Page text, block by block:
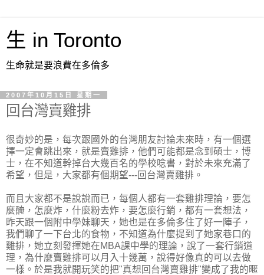
生 in Toronto
生命就是要浪費在多倫多
2007年10月15日 星期一
回台灣賣雞排
很奇妙的是，每次跟國外的台灣朋友討論未來時，有一個選
擇一定會跳出來，就是賣雞排，他們可能都是念到碩士，博
士，在不知道幹掉台大幾百名的學校唸書，對於未來充滿了
希望，但是，大家都有個期望---回台灣賣雞排。
而且大家都不是說說而已，每個人都有一套雞排理論，要怎
麼醃，怎麼炸，什麼粉去炸，要怎麼行銷，都有一套想法，
昨天跟一個附中學妹聊天，她也是在多倫多住了好一陣子，
我們聊了一下台北的食物，不知道為什麼提到了她家巷口的
雞排，她立刻發揮她在MBA課中學的理論，說了一套行銷道
理，為什麼賣雞排可以月入十幾萬，說得好像真的可以去做
一樣。於是我就開玩笑的把"真想回台灣賣雞排"變成了我的暱